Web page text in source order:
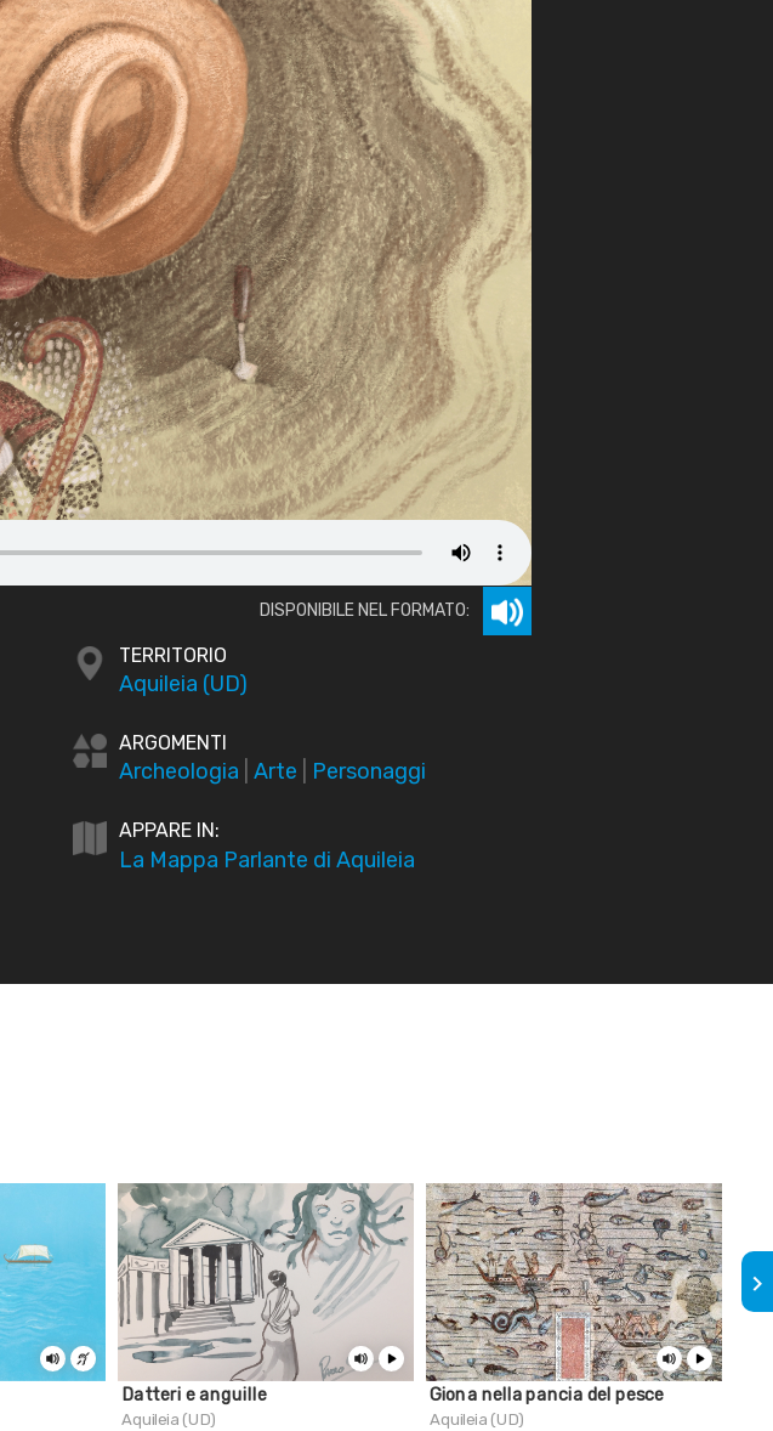
DISPONIBILE NEL FORMATO:
TERRITORIO
Aquileia (UD)
ARGOMENTI
Archeologia Arte Personaggi
APPARE IN:
La Mappa Parlante di Aquileia
Datteri e anguille
Aquileia (UD)
Giona nella pancia del pesce
Aquileia (UD)
keyboard_arrow_right